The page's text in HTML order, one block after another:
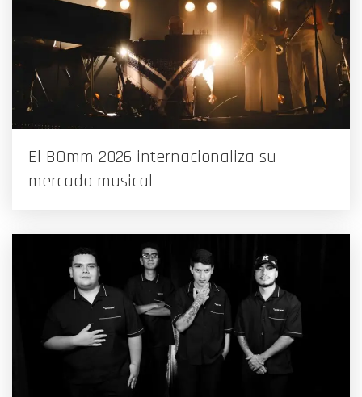
El BOmm 2026 internacionaliza su
mercado musical